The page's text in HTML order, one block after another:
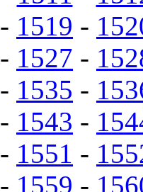
- 1519 -
- 1527 -
- 1535 -
- 1543 -
- 1551 -
- 1559 -